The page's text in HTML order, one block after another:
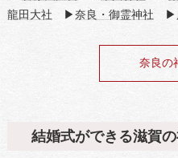
龍田大社 ▶ 奈良・御霊神社 ▶
奈良の
結婚式ができる滋賀